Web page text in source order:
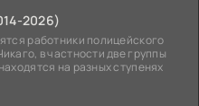
2026)
работники полицейского
в частности две группы
на разных ступенях